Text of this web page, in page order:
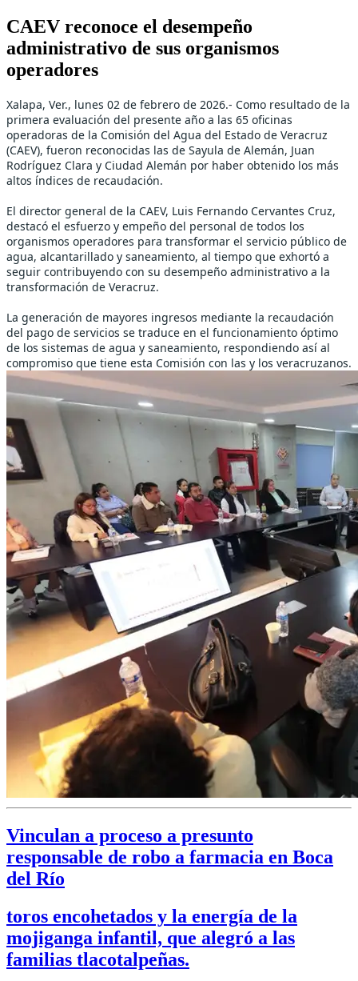
CAEV reconoce el desempeño
administrativo de sus organismos
operadores
Xalapa, Ver., lunes 02 de febrero de 2026.- Como resultado de la
primera evaluación del presente año a las 65 oficinas
operadoras de la Comisión del Agua del Estado de Veracruz
(CAEV), fueron reconocidas las de Sayula de Alemán, Juan
Rodríguez Clara y Ciudad Alemán por haber obtenido los más
altos índices de recaudación.
El director general de la CAEV, Luis Fernando Cervantes Cruz,
destacó el esfuerzo y empeño del personal de todos los
organismos operadores para transformar el servicio público de
agua, alcantarillado y saneamiento, al tiempo que exhortó a
seguir contribuyendo con su desempeño administrativo a la
transformación de Veracruz.
La generación de mayores ingresos mediante la recaudación
del pago de servicios se traduce en el funcionamiento óptimo
de los sistemas de agua y saneamiento, respondiendo así al
compromiso que tiene esta Comisión con las y los veracruzanos.
Vinculan a proceso a presunto
responsable de robo a farmacia en Boca
del Río
toros encohetados y la energía de la
mojiganga infantil, que alegró a las
familias tlacotalpeñas.